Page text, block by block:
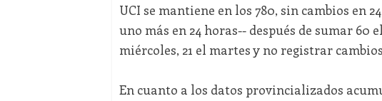
UCI se mantiene en los 780, sin cambios en
uno más en 24 horas-- después de sumar 60
miércoles, 21 el martes y no registrar
En cuanto a los datos provincializados